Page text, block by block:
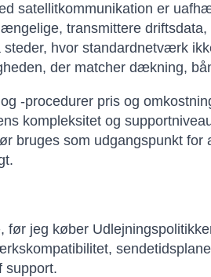
satellitkommunikation er
transmittere
steder, hvor standardnetværk
der matcher dækning,
-procedurer pris og
kompleksitet og
bruges som udgangspunkt
før jeg køber
support.